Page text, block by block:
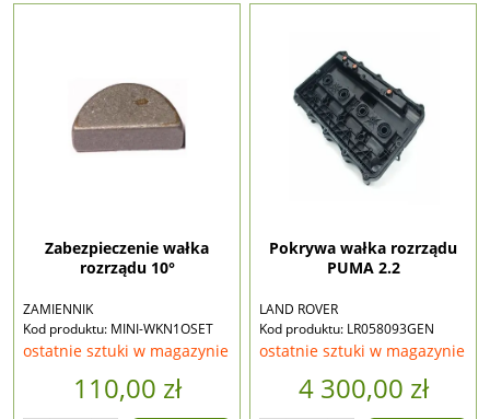
Zabezpieczenie wałka
rozrządu 10°
ZAMIENNIK
Kod produktu: MINI-WKN1OSET
ostatnie sztuki w magazynie
110,00 zł
Pokrywa wałka rozrządu
PUMA 2.2
LAND ROVER
Kod produktu: LR058093GEN
ostatnie sztuki w magazynie
4 300,00 zł